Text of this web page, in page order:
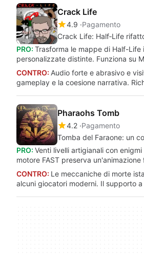
Crack Life
4.9 Pagamento
Crack Life: Half‑Life
PRO: Trasforma le mappe di Half-
personalizzate distinte. Funziona su
CONTRO: Audio forte e abrasivo e
gameplay e la coesione narrativa.
Pharaohs Tomb
4.2 Pagamento
Tomba del Faraone: un
PRO: Venti livelli artigianali con
motore FAST preserva
CONTRO: Le meccaniche di morte
alcuni giocatori moderni. Il supporto